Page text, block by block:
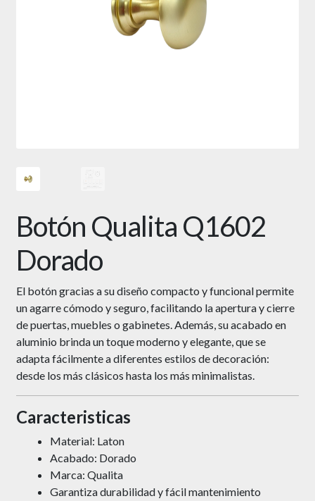
Botón Qualita Q1602
Dorado
El botón gracias a su diseño compacto y funcional permite
un agarre cómodo y seguro, facilitando la apertura y cierre
de puertas, muebles o gabinetes. Además, su acabado en
aluminio brinda un toque moderno y elegante, que se
adapta fácilmente a diferentes estilos de decoración:
desde los más clásicos hasta los más minimalistas.
Caracteristicas
Material: Laton
Acabado: Dorado
Marca: Qualita
Garantiza durabilidad y fácil mantenimiento